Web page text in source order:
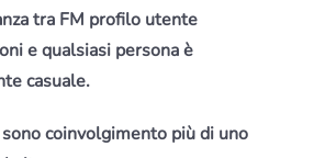
tra FM profilo utente
e qualsiasi persona è
casuale.
coinvolgimento più di uno